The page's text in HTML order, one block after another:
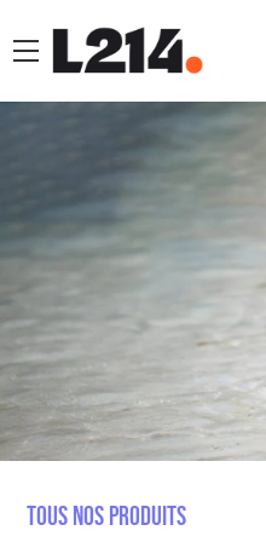
menu
Tous nos produits